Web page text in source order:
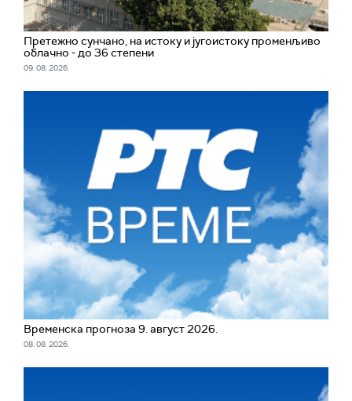
Претежно сунчано, на истоку и југоистоку променљиво
облачно - до 36 степени
09. 08. 2026.
Временска прогноза 9. август 2026.
08. 08. 2026.